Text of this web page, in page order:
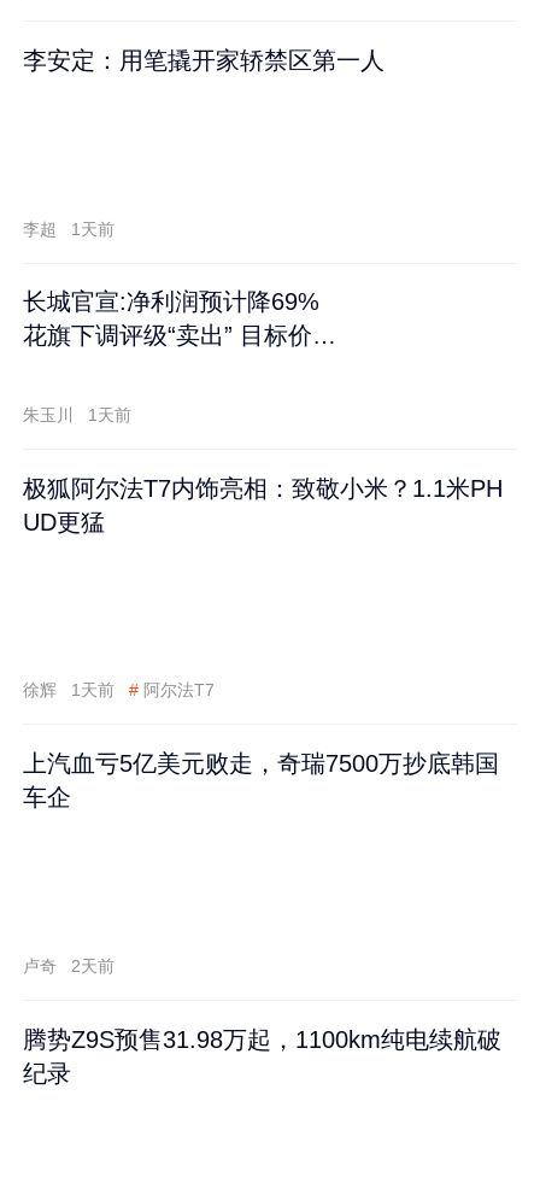
李安定：用笔撬开家轿禁区第一人
李超 1天前
长城官宣:净利润预计降69%
花旗下调评级“卖出” 目标价再
朱玉川 1天前
极狐阿尔法T7内饰亮相：致敬小米？1.1米PH
UD更猛
徐辉 1天前 # 阿尔法T7
上汽血亏5亿美元败走，奇瑞7500万抄底韩国
车企
卢奇 2天前
腾势Z9S预售31.98万起，1100km纯电续航破
纪录